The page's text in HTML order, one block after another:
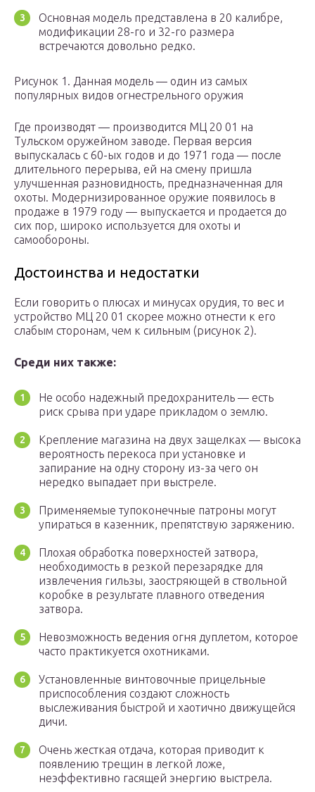
Основная модель представлена в 20 калибре,
модификации 28-го и 32-го размера
встречаются довольно редко.
Рисунок 1. Данная модель — один из самых
популярных видов огнестрельного оружия
Где производят — производится МЦ 20 01 на
Тульском оружейном заводе. Первая версия
выпускалась с 60-ых годов и до 1971 года — после
длительного перерыва, ей на смену пришла
улучшенная разновидность, предназначенная для
охоты. Модернизированное оружие появилось в
продаже в 1979 году — выпускается и продается до
сих пор, широко используется для охоты и
самообороны.
Достоинства и недостатки
Если говорить о плюсах и минусах орудия, то вес и
устройство МЦ 20 01 скорее можно отнести к его
слабым сторонам, чем к сильным (рисунок 2).
Среди них также:
Не особо надежный предохранитель — есть
риск срыва при ударе прикладом о землю.
Крепление магазина на двух защелках — высока
вероятность перекоса при установке и
запирание на одну сторону из-за чего он
нередко выпадает при выстреле.
Применяемые тупоконечные патроны могут
упираться в казенник, препятствую заряжению.
Плохая обработка поверхностей затвора,
необходимость в резкой перезарядке для
извлечения гильзы, заостряющей в ствольной
коробке в результате плавного отведения
затвора.
Невозможность ведения огня дуплетом, которое
часто практикуется охотниками.
Установленные винтовочные прицельные
приспособления создают сложность
выслеживания быстрой и хаотично движущейся
дичи.
Очень жесткая отдача, которая приводит к
появлению трещин в легкой ложе,
неэффективно гасящей энергию выстрела.